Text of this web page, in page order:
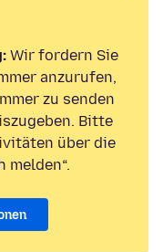
Wir fordern Sie
anzurufen,
zu senden
Bitte
über die
melden“.